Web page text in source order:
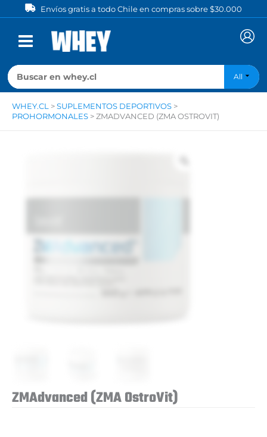
al
contenido
Envíos gratis a todo Chile en compras sobre $30.000
All
WHEY.CL > SUPLEMENTOS DEPORTIVOS >
PROHORMONALES > ZMADVANCED (ZMA OSTROVIT)
ZMAdvanced (ZMA OstroVit)